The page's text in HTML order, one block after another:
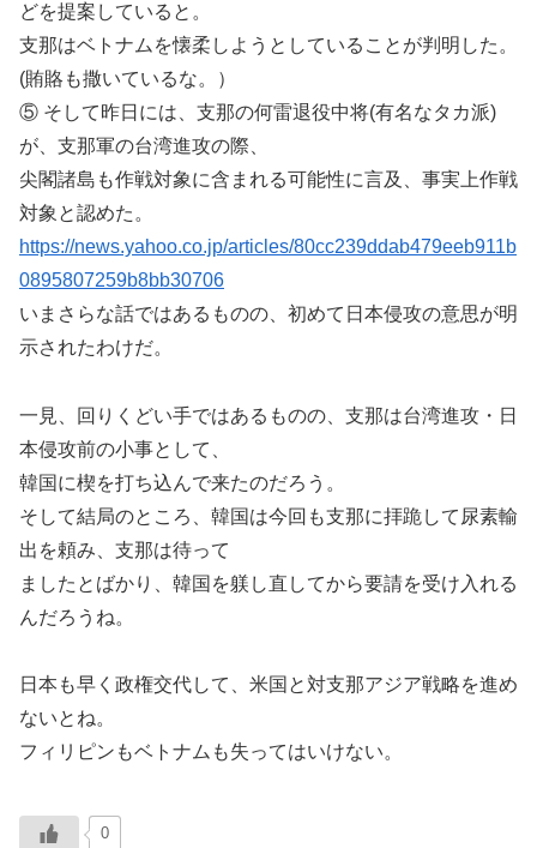
どを提案していると。
支那はベトナムを懐柔しようとしていることが判明した。
(賄賂も撒いているな。）
⑤ そして昨日には、支那の何雷退役中将(有名なタカ派)
が、支那軍の台湾進攻の際、
尖閣諸島も作戦対象に含まれる可能性に言及、事実上作戦
対象と認めた。
https://news.yahoo.co.jp/articles/80cc239ddab479eeb911b
0895807259b8bb30706
いまさらな話ではあるものの、初めて日本侵攻の意思が明
示されたわけだ。
一見、回りくどい手ではあるものの、支那は台湾進攻・日
本侵攻前の小事として、
韓国に楔を打ち込んで来たのだろう。
そして結局のところ、韓国は今回も支那に拝跪して尿素輸
出を頼み、支那は待って
ましたとばかり、韓国を躾し直してから要請を受け入れる
んだろうね。
日本も早く政権交代して、米国と対支那アジア戦略を進め
ないとね。
フィリピンもベトナムも失ってはいけない。
0